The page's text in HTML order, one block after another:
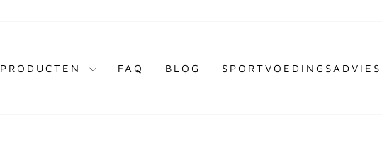
PRODUCTEN FAQ BLOG SPORTVOEDINGSADVIES